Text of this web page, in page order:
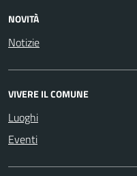
NOVITÀ
Notizie
VIVERE IL COMUNE
Luoghi
Eventi